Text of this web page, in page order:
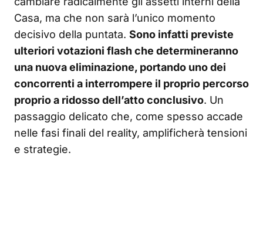
Casa, ma che non sarà l’unico momento
decisivo della puntata. Sono infatti previste
ulteriori votazioni flash che determineranno
una nuova eliminazione, portando uno dei
concorrenti a interrompere il proprio percorso
proprio a ridosso dell’atto conclusivo. Un
passaggio delicato che, come spesso accade
nelle fasi finali del reality, amplificherà tensioni
e strategie.